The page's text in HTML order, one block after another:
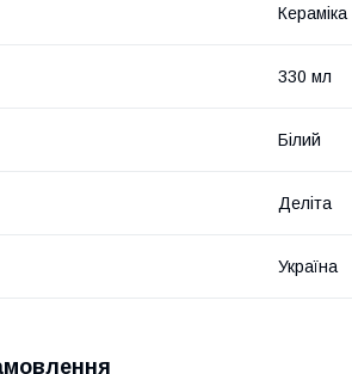
Кераміка
330 мл
Білий
Деліта
Україна